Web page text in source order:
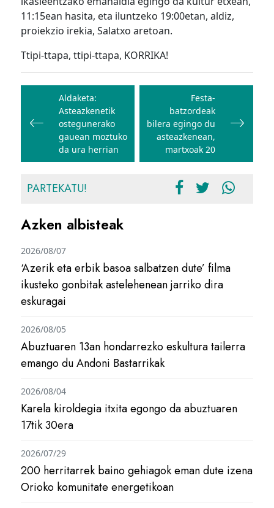
11:15ean hasita, eta iluntzeko 19:00etan, aldiz,
proiekzio irekia, Salatxo aretoan.
Ttipi-ttapa, ttipi-ttapa, KORRIKA!
Bidalketetan
zehar
nabigatu
Aldaketa:
Asteazkenetik
ostegunerako
gauean moztuko
da ura herrian
Festa-
batzordeak
bilera egingo du
asteazkenean,
martxoak 20
PARTEKATU!
Azken albisteak
‘Azerik eta erbik basoa salbatzen dute’ filma
ikusteko gonbitak astelehenean jarriko dira
eskuragai
2026/08/07
Abuztuaren 13an hondarrezko eskultura tailerra
emango du Andoni Bastarrikak
2026/08/05
Karela kiroldegia itxita egongo da abuztuaren
17tik 30era
2026/08/04
200 herritarrek baino gehiagok eman dute izena
Orioko komunitate energetikoan
2026/07/29